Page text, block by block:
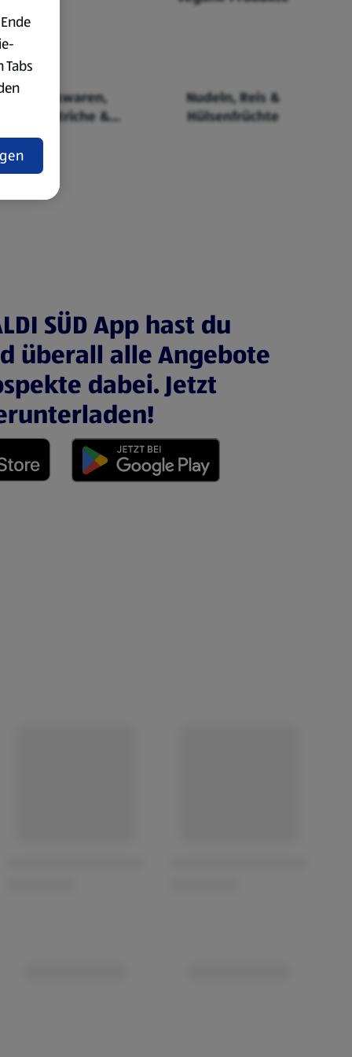
Backwaren,
Aufstriche &
Cerealien
Nudeln, Reis &
Hülsenfrüchte
SÜD App hast du
überall alle Angebote
dabei. Jetzt